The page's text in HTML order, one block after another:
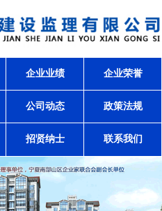
企业业绩 企业荣誉
公司动态 政策法规
招贤纳士 联系我们